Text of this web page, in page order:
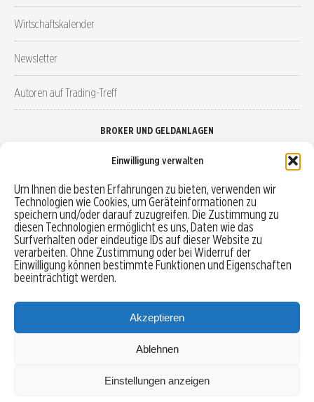
Einwilligung verwalten
Um Ihnen die besten Erfahrungen zu bieten, verwenden wir
Technologien wie Cookies, um Geräteinformationen zu
speichern und/oder darauf zuzugreifen. Die Zustimmung zu
diesen Technologien ermöglicht es uns, Daten wie das
Surfverhalten oder eindeutige IDs auf dieser Website zu
verarbeiten. Ohne Zustimmung oder bei Widerruf der
Einwilligung können bestimmte Funktionen und Eigenschaften
beeinträchtigt werden.
Akzeptieren
Ablehnen
Einstellungen anzeigen
Wirtschaftskalender
Newsletter
Autoren auf Trading-Treff
BROKER UND GELDANLAGEN
Robo-Advisor vergleichen
Depotvergleich
Festgeld vergleichen
Tagesgeld vergleichen